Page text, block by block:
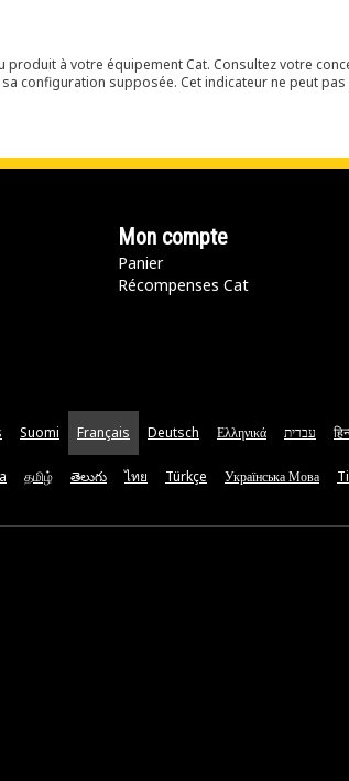
à votre équipement Cat. Consultez votre
configuration supposée. Cet indicateur ne peut
Mon compte
Panier
Récompenses Cat
Suomi Français Deutsch Ελληνικά עברית
தமிழ் తెలుగు ไทย Türkçe Українська Мова